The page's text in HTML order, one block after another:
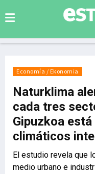
Economía / Ekonomia
Naturklima
cada tres
Gipuzkoa
climáticos
El estudio revela que
medio urbano e